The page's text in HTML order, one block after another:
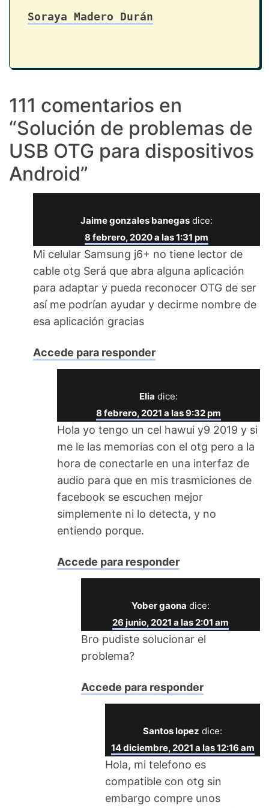
Soraya Madero Durán
111 comentarios en
“Solución de problemas de
USB OTG para dispositivos
Android”
Jaime gonzales banegas dice:
8 febrero, 2020 a las 1:31 pm
Mi celular Samsung j6+ no tiene lector de
cable otg Será que abra alguna aplicación
para adaptar y pueda reconocer OTG de ser
así me podrían ayudar y decirme nombre de
esa aplicación gracias
Accede para responder
Elia dice:
8 febrero, 2021 a las 9:32 pm
Hola yo tengo un cel hawui y9 2019 y si
me le las memorias con el otg pero a la
hora de conectarle en una interfaz de
audio para que en mis trasmiciones de
facebook se escuchen mejor
simplemente ni lo detecta, y no
entiendo porque.
Accede para responder
Yober gaona dice:
26 junio, 2021 a las 2:01 am
Bro pudiste solucionar el
problema?
Accede para responder
Santos lopez dice:
14 diciembre, 2021 a las 12:16 am
Hola, mi telefono es
compatible con otg sin
embargo compre unos